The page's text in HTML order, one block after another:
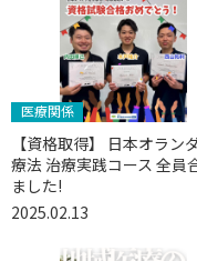
医療関係
【資格取得】 日本オラン
療法 治療実践コース 全員
ました!
2025.02.13